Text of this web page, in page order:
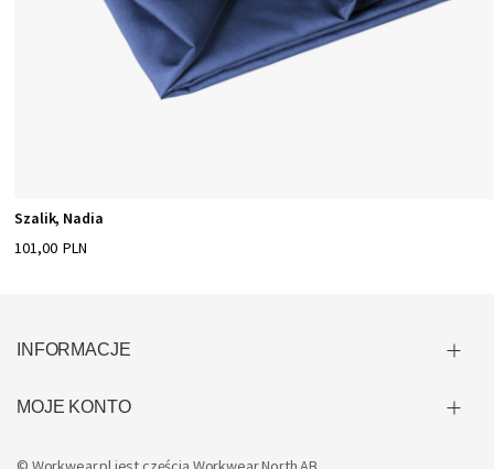
Szalik, Nadia
101,00 PLN
INFORMACJE
MOJE KONTO